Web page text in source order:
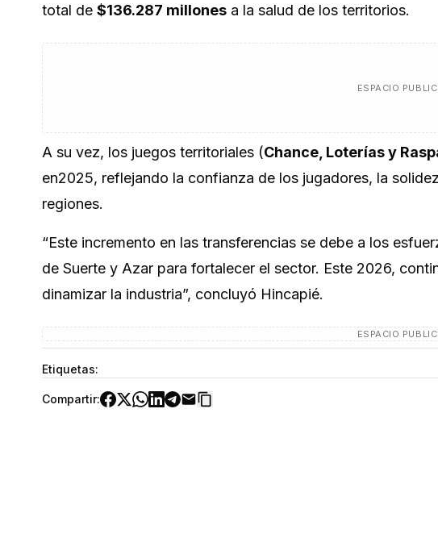
total de $136.287 millones a la salud de los territorios.
ESPACIO
A su vez, los juegos territoriales (Chance, Loterías y
en2025, reflejando la confianza de los jugadores, la
regiones.
“Este incremento en las transferencias se debe a los
de Suerte y Azar para fortalecer el sector. Este 2026,
dinamizar la industria”, concluyó Hincapié.
ESPACIO
Etiquetas:
Compartir: